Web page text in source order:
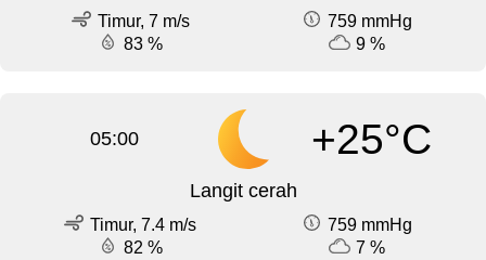
Timur, 7 m/s
759 mmHg
83 %
9 %
05:00 +25°C
Langit cerah
Timur, 7.4 m/s
759 mmHg
82 %
7 %